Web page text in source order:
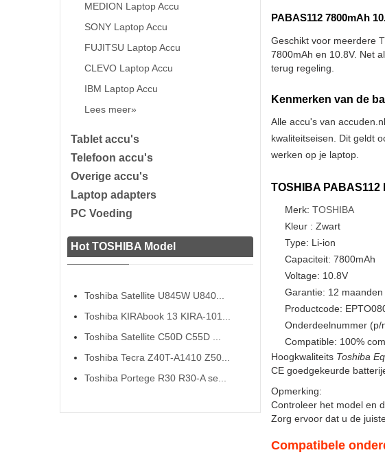
MEDION Laptop Accu
SONY Laptop Accu
FUJITSU Laptop Accu
CLEVO Laptop Accu
IBM Laptop Accu
Lees meer»
Tablet accu's
Telefoon accu's
Overige accu's
Laptop adapters
PC Voeding
Hot TOSHIBA Model
Toshiba Satellite U845W U840...
Toshiba KIRAbook 13 KIRA-101...
Toshiba Satellite C50D C55D ...
Toshiba Tecra Z40T-A1410 Z50...
Toshiba Portege R30 R30-A se...
PABAS112 7800mAh
Geschikt voor meerdere
7800mAh en 10.8V. Net
terug regeling.
Kenmerken van de
Alle accu's van
kwaliteitseisen. Dit geldt
werken op je laptop.
TOSHIBA
Merk: TOSHIBA
Kleur : Zwart
Type: Li-ion
Capaciteit: 7800mAh
Voltage: 10.8V
Garantie: 12 maanden
Productcode:
Onderdeelnummer (p/
Compatible: 100%
Hoogkwaliteits Toshiba
CE goedgekeurde
Opmerking:
Controleer het model en
Zorg ervoor dat u de
Compatibele